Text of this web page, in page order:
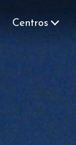
Centros